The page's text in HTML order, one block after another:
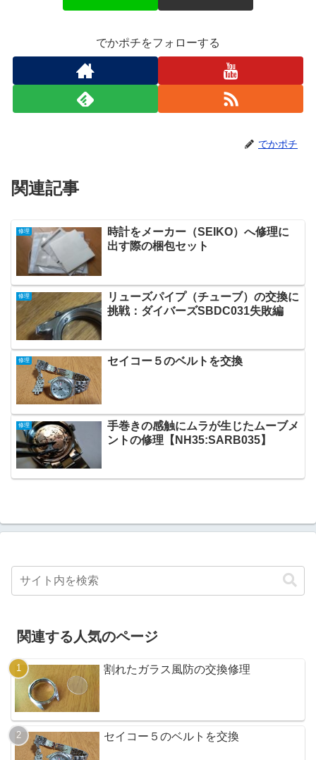
でかポチをフォローする
でかポチ
関連記事
修理
時計をメーカー（SEIKO）へ修理に
出す際の梱包セット
修理
リューズパイプ（チューブ）の交換に
挑戦：ダイバーズSBDC031失敗編
修理 セイコー５のベルトを交換
修理
手巻きの感触にムラが生じたムーブメ
ントの修理【NH35:SARB035】
関連する人気のページ
割れたガラス風防の交換修理
セイコー５のベルトを交換